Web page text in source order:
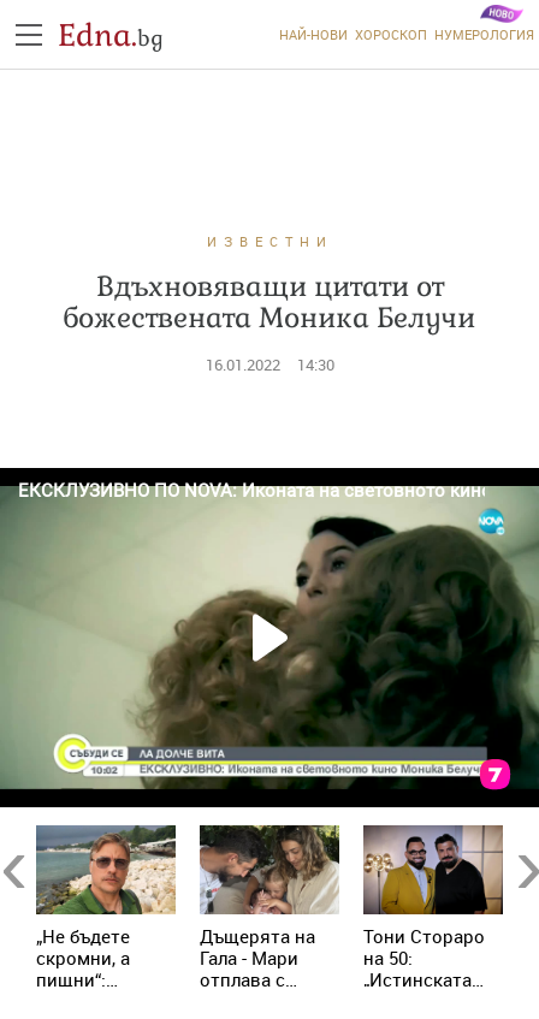
Edna.bg НАЙ-НОВИ ХОРОСКОП НУМЕРОЛОГИЯ
ИЗВЕСТНИ
Вдъхновяващи цитати от
божествената Моника Белучи
16.01.2022 14:30
„Не бъдете
скромни, а
пищни“:
Дъщерята на
Гала - Мари
отплава с
Тони Стораро
на 50:
„Истинската